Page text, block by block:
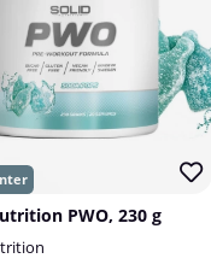
PWO, 230 g